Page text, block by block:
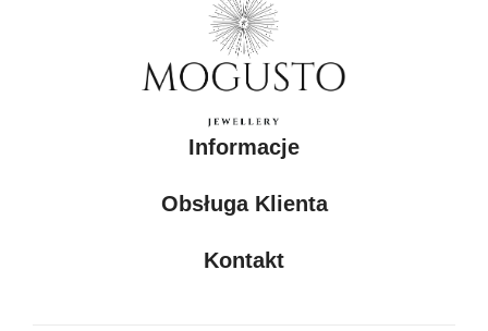
Informacje
Obsługa Klienta
Kontakt